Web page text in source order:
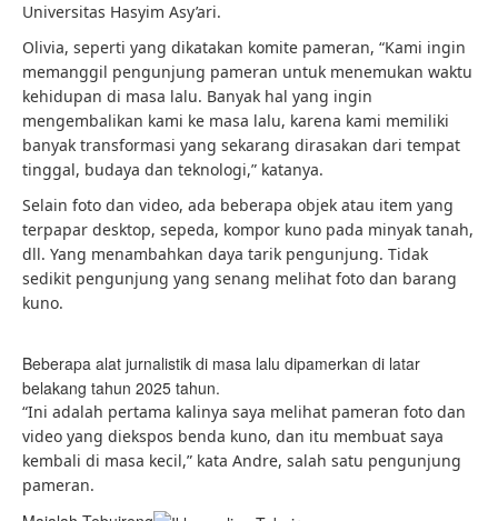
Universitas Hasyim Asy’ari.
Olivia, seperti yang dikatakan komite pameran, “Kami ingin
memanggil pengunjung pameran untuk menemukan waktu
kehidupan di masa lalu. Banyak hal yang ingin
mengembalikan kami ke masa lalu, karena kami memiliki
banyak transformasi yang sekarang dirasakan dari tempat
tinggal, budaya dan teknologi,” katanya.
Selain foto dan video, ada beberapa objek atau item yang
terpapar desktop, sepeda, kompor kuno pada minyak tanah,
dll. Yang menambahkan daya tarik pengunjung. Tidak
sedikit pengunjung yang senang melihat foto dan barang
kuno.
Beberapa alat jurnalistik di masa lalu dipamerkan di latar
belakang tahun 2025 tahun.
“Ini adalah pertama kalinya saya melihat pameran foto dan
video yang diekspos benda kuno, dan itu membuat saya
kembali di masa kecil,” kata Andre, salah satu pengunjung
pameran.